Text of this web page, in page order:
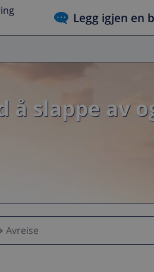
Legg igjen en
slappe av
Avreise